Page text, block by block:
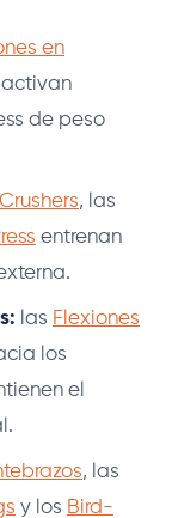
en
activan
de peso
, las
entrenan
las Flexiones
los
el
, las
y los Bird-